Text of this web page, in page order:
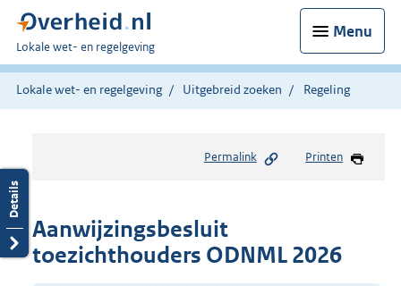
Menu
U
bent
hier:
Lokale wet- en regelgeving
Lokale wet- en regelgeving Uitgebreid zoeken Regeling
Permalink Printen
Aanwijzingsbesluit
toezichthouders ODNML 2026